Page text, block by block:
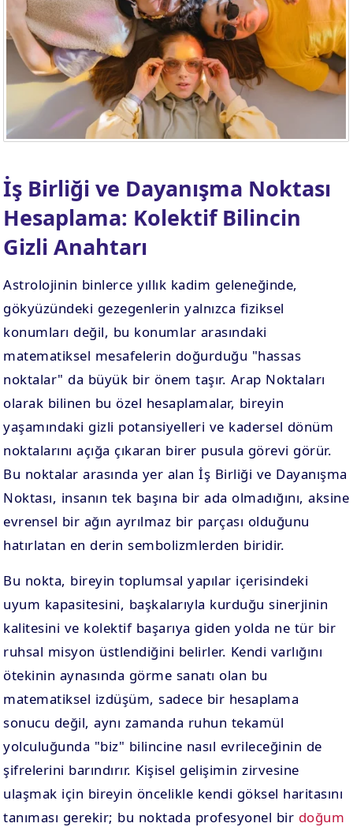
EV4. EV
İş Birliği ve Dayanışma Noktası
Hesaplama: Kolektif Bilincin
Gizli Anahtarı
Astrolojinin binlerce yıllık kadim geleneğinde,
gökyüzündeki gezegenlerin yalnızca fiziksel
konumları değil, bu konumlar arasındaki
matematiksel mesafelerin doğurduğu "hassas
noktalar" da büyük bir önem taşır. Arap Noktaları
olarak bilinen bu özel hesaplamalar, bireyin
yaşamındaki gizli potansiyelleri ve kadersel dönüm
noktalarını açığa çıkaran birer pusula görevi görür.
Bu noktalar arasında yer alan İş Birliği ve Dayanışma
Noktası, insanın tek başına bir ada olmadığını, aksine
evrensel bir ağın ayrılmaz bir parçası olduğunu
hatırlatan en derin sembolizmlerden biridir.
Bu nokta, bireyin toplumsal yapılar içerisindeki
uyum kapasitesini, başkalarıyla kurduğu sinerjinin
kalitesini ve kolektif başarıya giden yolda ne tür bir
ruhsal misyon üstlendiğini belirler. Kendi varlığını
ötekinin aynasında görme sanatı olan bu
matematiksel izdüşüm, sadece bir hesaplama
sonucu değil, aynı zamanda ruhun tekamül
yolculuğunda "biz" bilincine nasıl evrileceğinin de
şifrelerini barındırır. Kişisel gelişimin zirvesine
ulaşmak için bireyin öncelikle kendi göksel haritasını
tanıması gerekir; bu noktada profesyonel bir doğum